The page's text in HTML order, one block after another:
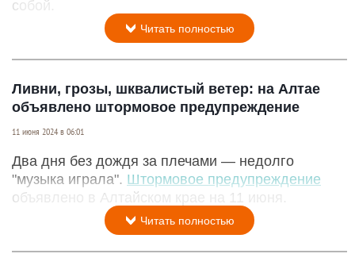
собой.
Читать полностью
Ливни, грозы, шквалистый ветер: на Алтае
объявлено штормовое предупреждение
11 июня 2024 в 06:01
Два дня без дождя за плечами — недолго
"музыка играла". Штормовое предупреждение
объявлено в Алтайском крае на 11 июня.
Читать полностью